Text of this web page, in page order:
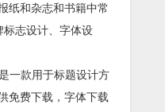
纸和杂志和书籍中常
标志设计、字体设
一款用于标题设计方
免费下载，字体下载